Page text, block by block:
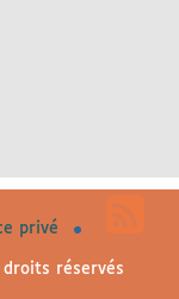
privé
réservés